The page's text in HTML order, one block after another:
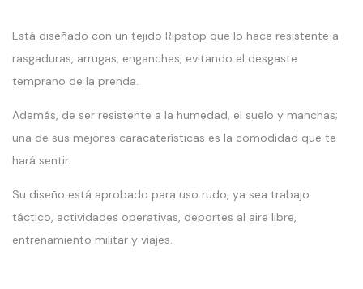
Está diseñado con un tejido Ripstop que lo hace resistente a
rasgaduras, arrugas, enganches, evitando el desgaste
temprano de la prenda.
Además, de ser resistente a la humedad, el suelo y manchas;
una de sus mejores caracaterísticas es la comodidad que te
hará sentir.
Su diseño está aprobado para uso rudo, ya sea trabajo
táctico, actividades operativas, deportes al aire libre,
entrenamiento militar y viajes.
array_merge():
Expected
parameter